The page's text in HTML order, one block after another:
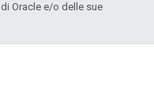
Oracle e/o delle sue